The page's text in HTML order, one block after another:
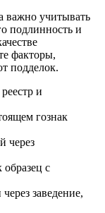
важно учитывать
подлинность и
факторы,
подделок.
и
гознак
через
с
заведение,